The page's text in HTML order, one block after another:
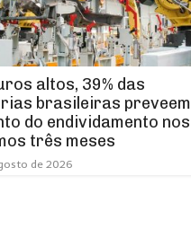
altos, 39% das
brasileiras preveem
do endividamento nos
três meses
de 2026